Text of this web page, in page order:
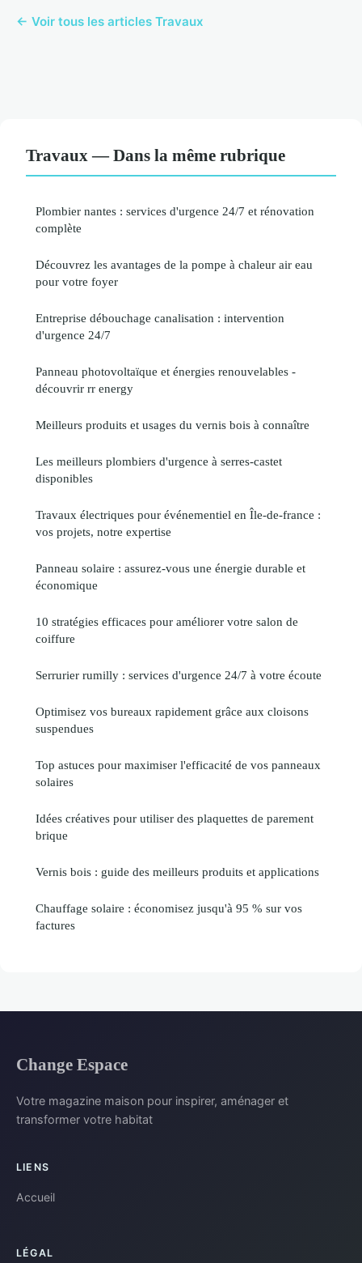
← Voir tous les articles Travaux
Travaux — Dans la même rubrique
Plombier nantes : services d'urgence 24/7 et rénovation
complète
Découvrez les avantages de la pompe à chaleur air eau
pour votre foyer
Entreprise débouchage canalisation : intervention
d'urgence 24/7
Panneau photovoltaïque et énergies renouvelables -
découvrir rr energy
Meilleurs produits et usages du vernis bois à connaître
Les meilleurs plombiers d'urgence à serres-castet
disponibles
Travaux électriques pour événementiel en Île-de-france :
vos projets, notre expertise
Panneau solaire : assurez-vous une énergie durable et
économique
10 stratégies efficaces pour améliorer votre salon de
coiffure
Serrurier rumilly : services d'urgence 24/7 à votre écoute
Optimisez vos bureaux rapidement grâce aux cloisons
suspendues
Top astuces pour maximiser l'efficacité de vos panneaux
solaires
Idées créatives pour utiliser des plaquettes de parement
brique
Vernis bois : guide des meilleurs produits et applications
Chauffage solaire : économisez jusqu'à 95 % sur vos
factures
Change Espace
Votre magazine maison pour inspirer, aménager et
transformer votre habitat
LIENS
Accueil
LÉGAL